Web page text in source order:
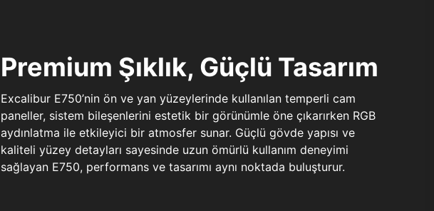
Premium Şıklık, Güçlü Tasarım
Excalibur E750’nin ön ve yan yüzeylerinde kullanılan temperli cam
paneller, sistem bileşenlerini estetik bir görünümle öne çıkarırken RGB
aydınlatma ile etkileyici bir atmosfer sunar. Güçlü gövde yapısı ve
kaliteli yüzey detayları sayesinde uzun ömürlü kullanım deneyimi
sağlayan E750, performans ve tasarımı aynı noktada buluşturur.